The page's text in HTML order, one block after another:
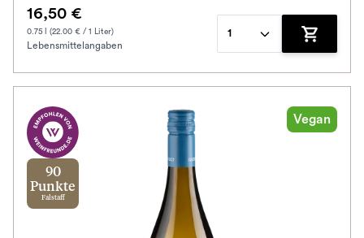
16,50 €
0.75 l (22.00 € / 1 Liter)
Lebensmittelangaben
1
Zum
90
Punkte
Falstaff
Vegan